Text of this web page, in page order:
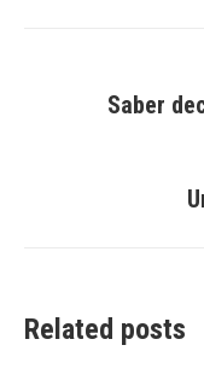
entreSaber
Related posts